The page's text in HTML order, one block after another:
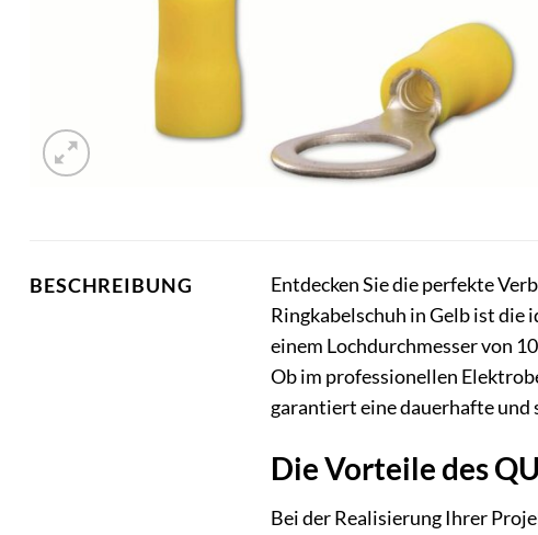
BESCHREIBUNG Entdecken Sie die perfekte
Ringkabelschuh in Gelb ist die
einem Lochdurchmesser von
Ob im professionellen
garantiert eine dauerhafte und
Die Vorteile des
Bei der Realisierung Ihrer